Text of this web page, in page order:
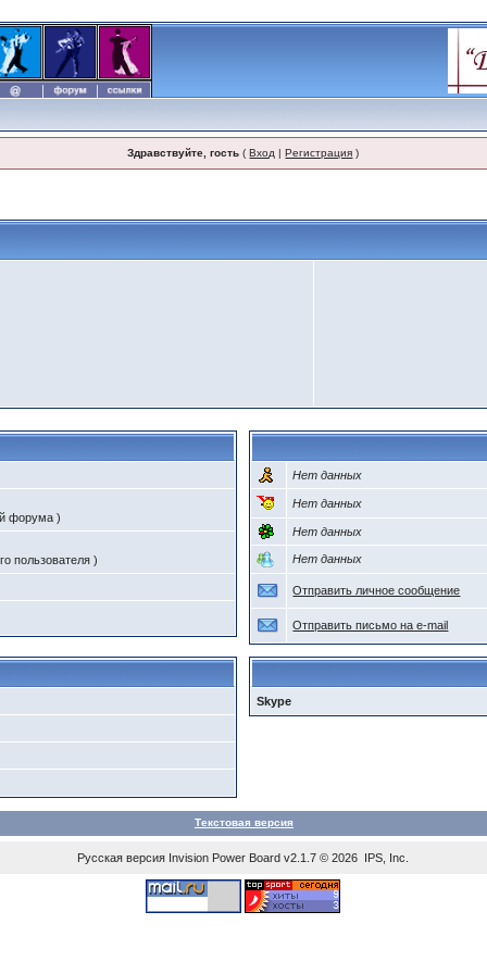
Здравствуйте, гость (Вход |Регистрация )
форума )
пользователя )
Нет данных
Нет данных
Нет данных
Нет данных
Отправить личное сообщение
Отправить письмо на e-mail
Skype
Текстовая версия
Русская версия Invision Power Board v2.1.7 © 2026 IPS, Inc.